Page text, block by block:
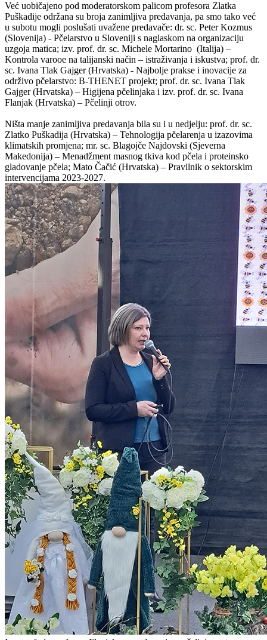
Već uobičajeno pod moderatorskom palicom profesora Zlatka
Puškadije održana su broja zanimljiva predavanja, pa smo tako već
u subotu mogli poslušati uvažene predavače: dr. sc. Peter Kozmus
(Slovenija) - Pčelarstvo u Sloveniji s naglaskom na organizaciju
uzgoja matica; izv. prof. dr. sc. Michele Mortarino (Italija) –
Kontrola varooe na talijanski način – istraživanja i iskustva; prof. dr.
sc. Ivana Tlak Gajger (Hrvatska) - Najbolje prakse i inovacije za
održivo pčelarstvo: B-THENET projekt; prof. dr. sc. Ivana Tlak
Gajger (Hrvatska) – Higijena pčelinjaka i izv. prof. dr. sc. Ivana
Flanjak (Hrvatska) – Pčelinji otrov.
Ništa manje zanimljiva predavanja bila su i u nedjelju: prof. dr. sc.
Zlatko Puškadija (Hrvatska) – Tehnologija pčelarenja u izazovima
klimatskih promjena; mr. sc. Blagojče Najdovski (Sjeverna
Makedonija) – Menadžment masnog tkiva kod pčela i proteinsko
gladovanje pčela; Mato Čačić (Hrvatska) – Pravilnik o sektorskim
intervencijama 2023-2027.